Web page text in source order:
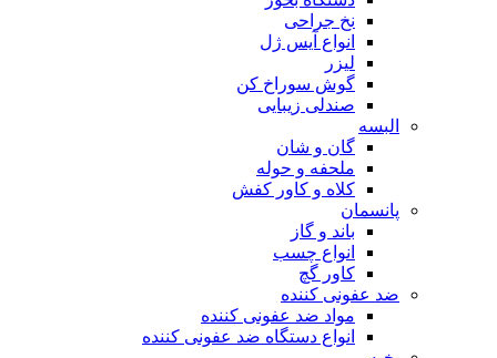
گان و شان
ملحفه و حوله
کلاه و کاور کفش
پانسمان
باند و گاز
انواع چسب
کاور گچ
ضد عفونی کننده
مواد ضد عفونی کننده
انواع دستگاه ضد عفونی کننده
بخیه
نخ بخیه
چسب بخیه و پانسمان
ست پانسمان
دستکش و ماسک و شیلد
حجامت